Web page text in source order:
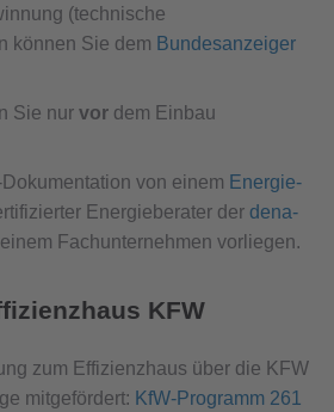
(technische
können Sie dem Bundesanzeiger
Sie nur vor dem Einbau
von einem Energie-
Energieberater der dena-
Fachunternehmen vorliegen.
KFW
zum Effizienzhaus über die KFW
mitgefördert: KfW-Programm 261